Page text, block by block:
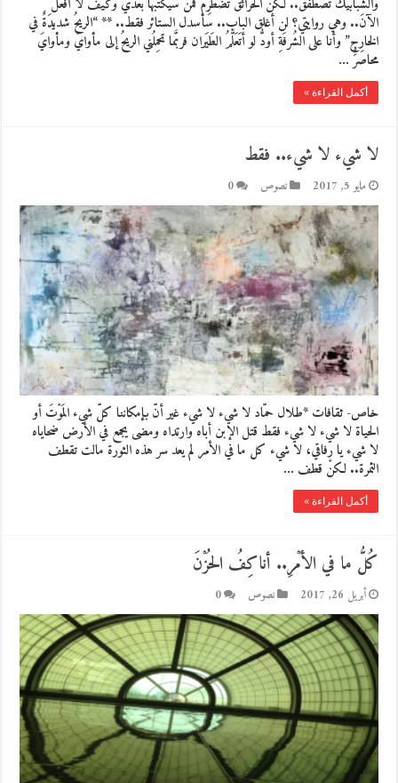
الآنَ.. وهي روايتي؟ لن أغلق الباب.. سأسدل الستائر فقط.. ** “الريحُ شديدَةٌ في
الخارِجِ” وأنا على الشُرفَةِ أودُّ لو أتَعَلَّمُ الطَيَران فربَّما تحمِلُني الريحُ إلى مأوايَ ومأوايَ
محاصرٌ …
أكمل القراءة »
لا شيء لا شيء.. فقط
مايو 5, 2017 نصوص 0
خاص- ثقافات *طلال حمّاد لا شيء لا شيء غير أنّ بإمكاننا كلّ شيء المَوْتَ أو
الحياة لا شيء لا شيء فقط قتل الإبن أباه وارتداه ومضى يجمع في الأرض ضحاياه
لا شيء يا رفاقي، لا شيء كل ما في الأمر لم يعد سر هذه الثورة مالت تقطف
الثمرة.. لكنْ قطف …
أكمل القراءة »
كُلُّ ما في الأمْرِ.. أناكِفُ الحُزْنَ
أبريل 26, 2017 نصوص 0